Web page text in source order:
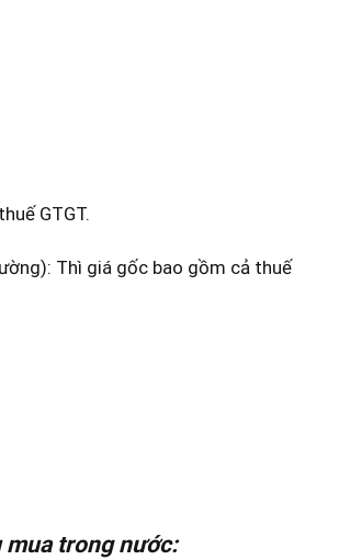
GTGT.
Thì giá gốc bao gồm cả thuế
mua trong nước: